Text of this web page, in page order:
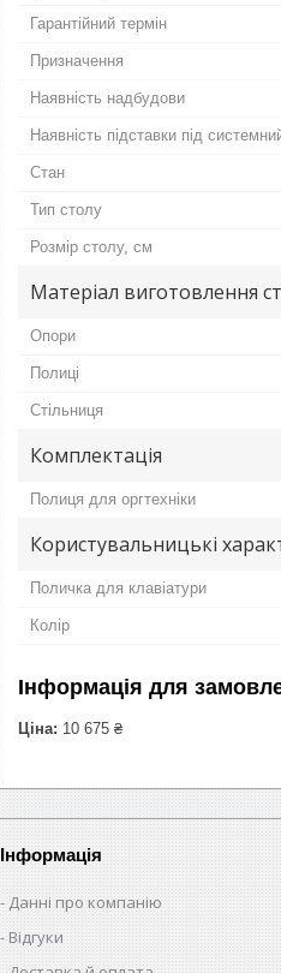
Гарантійний термін
Призначення
Наявність надбудови
Наявність підставки під
Стан
Тип столу
Розмір столу, см
Матеріал виготовлення
Опори
Полиці
Стільниця
Комплектація
Полиця для оргтехніки
Користувальницькі
Поличка для клавіатури
Колір
Інформація для
Ціна: 10 675 ₴
Інформація
Данні про компанію
Відгуки